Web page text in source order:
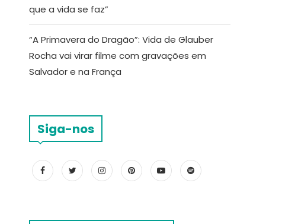
que a vida se faz”
“A Primavera do Dragão”: Vida de Glauber
Rocha vai virar filme com gravações em
Salvador e na França
Siga-nos